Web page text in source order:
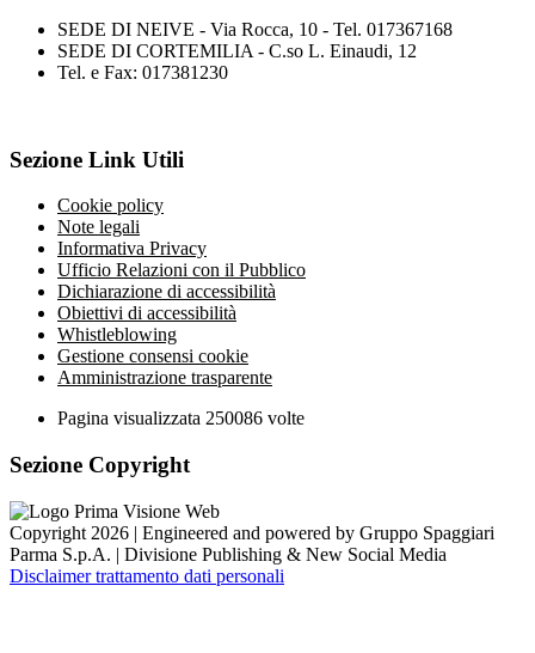
SEDE DI NEIVE - Via Rocca, 10 - Tel. 017367168
SEDE DI CORTEMILIA - C.so L. Einaudi, 12
Tel. e Fax: 017381230
Sezione Link Utili
Cookie policy
Note legali
Informativa Privacy
Ufficio Relazioni con il Pubblico
Dichiarazione di accessibilità
Obiettivi di accessibilità
Whistleblowing
Gestione consensi cookie
Amministrazione trasparente
Pagina visualizzata 250086 volte
Sezione Copyright
Copyright 2026 | Engineered and powered by Gruppo Spaggiari
Parma S.p.A. | Divisione Publishing & New Social Media
Disclaimer trattamento dati personali